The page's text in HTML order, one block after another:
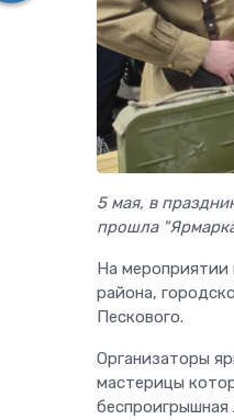
5 мая, в
прошла
На мероприятии
района,
Пескового.
Организаторы
мастерицы
беспроигрышная